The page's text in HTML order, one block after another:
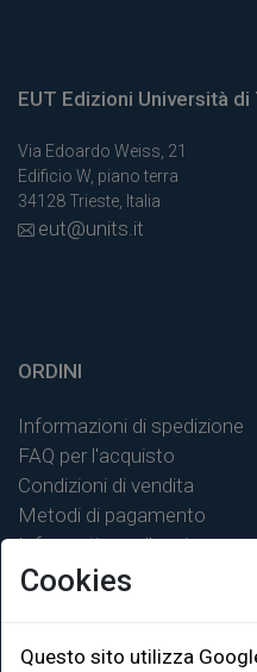
EUT Edizioni Università
Via Edoardo Weiss, 21
Edificio W, piano terra
34128 Trieste, Italia
eut@units.it
ORDINI
Informazioni di spedizione
FAQ per l'acquisto
Condizioni di vendita
Metodi di pagamento
Informativa sulla privacy
Cookies
Questo sito utilizza